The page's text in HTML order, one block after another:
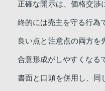
正確な開示は、価格交渉
終的には売主を守る行為
良い点と注意点の両方を
合意形成がしやすくなる
書面と口頭を併用し、同